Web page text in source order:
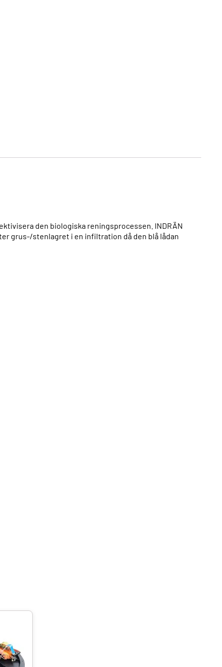
den biologiska reningsprocessen. INDRÄN
grus-/stenlagret i en infiltration då den blå lådan